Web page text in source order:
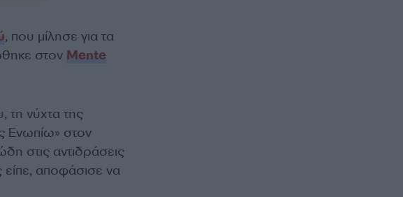
, που μίλησε για τα
στον Mente
τη νύχτα της
Ενωπίω» στον
στις αντιδράσεις
αποφάσισε να